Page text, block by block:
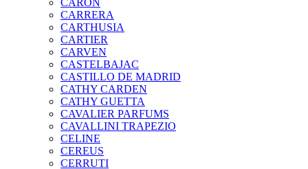
CARON
CARRERA
CARTHUSIA
CARTIER
CARVEN
CASTELBAJAC
CASTILLO DE MADRID
CATHY CARDEN
CATHY GUETTA
CAVALIER PARFUMS
CAVALLINI TRAPEZIO
CELINE
CEREUS
CERRUTI